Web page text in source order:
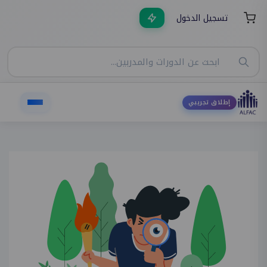
تسجيل الدخول
إطلاق تجريبي